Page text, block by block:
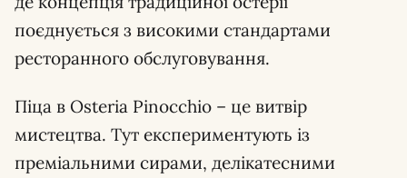
поєднується з високими стандартами
ресторанного обслуговування.
Піца в Osteria Pinocchio – це витвір
мистецтва. Тут експериментують із
преміальними сирами, делікатесними